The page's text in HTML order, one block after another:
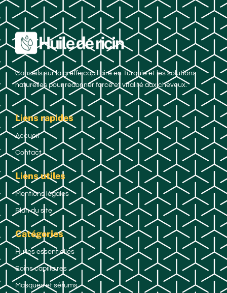
Conseils sur la greffe capillaire en Turquie et les solutions
naturelles pour redonner force et vitalité aux cheveux.
Liens rapides
Accueil
Contact
Liens utiles
Mentions légales
Plan du site
Catégories
Huiles essentielles
Soins capillaires
Masques et sérums